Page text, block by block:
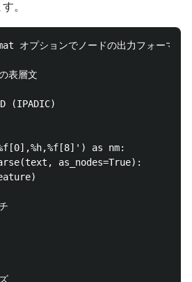
。
プションでノードの出力フォーマッ
表層文
(IPADIC)
as nm:
as_nodes=True):